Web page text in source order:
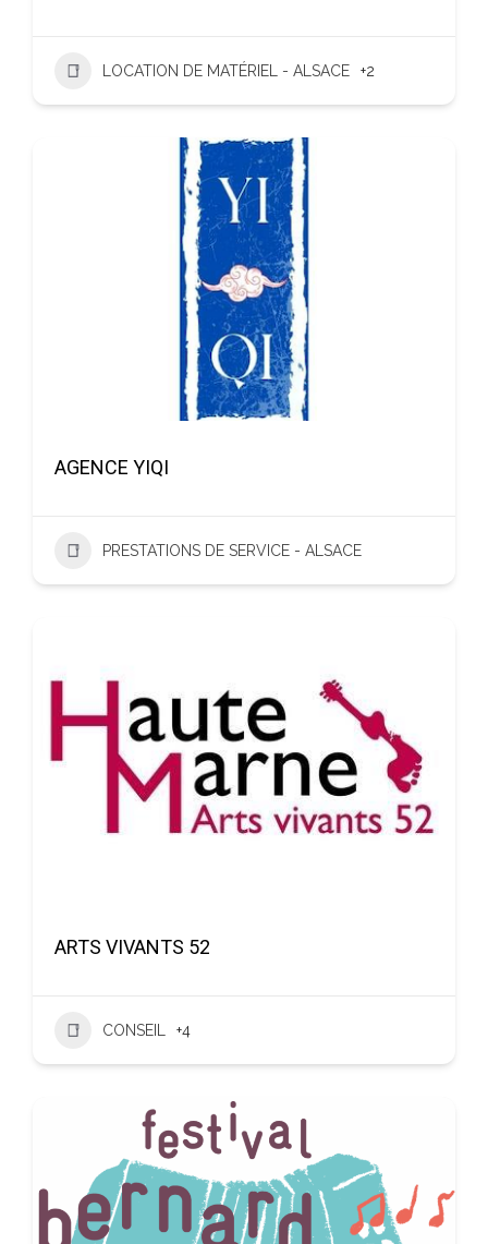
LOCATION DE MATÉRIEL - ALSACE +2
AGENCE YIQI
PRESTATIONS DE SERVICE - ALSACE
ARTS VIVANTS 52
CONSEIL +4